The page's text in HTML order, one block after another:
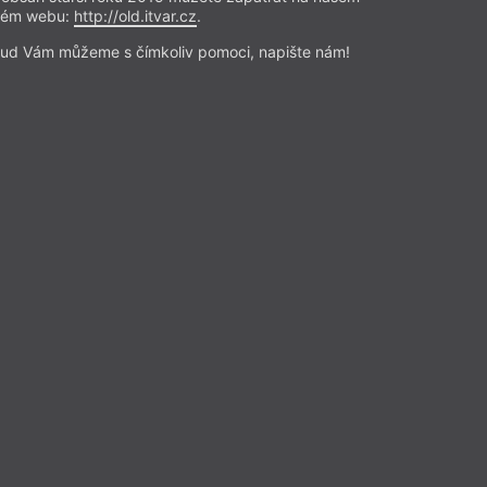
autoři a ukázky z jejich
příspěvků
webu: http://old.itvar.cz.
Vám můžeme s čímkoliv pomoci, napište nám!